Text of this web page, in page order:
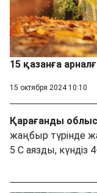
15 қазанға
15 октября 2024 10:10
Қарағанды
жаңбыр түрінде
5 С аязды, күндіз